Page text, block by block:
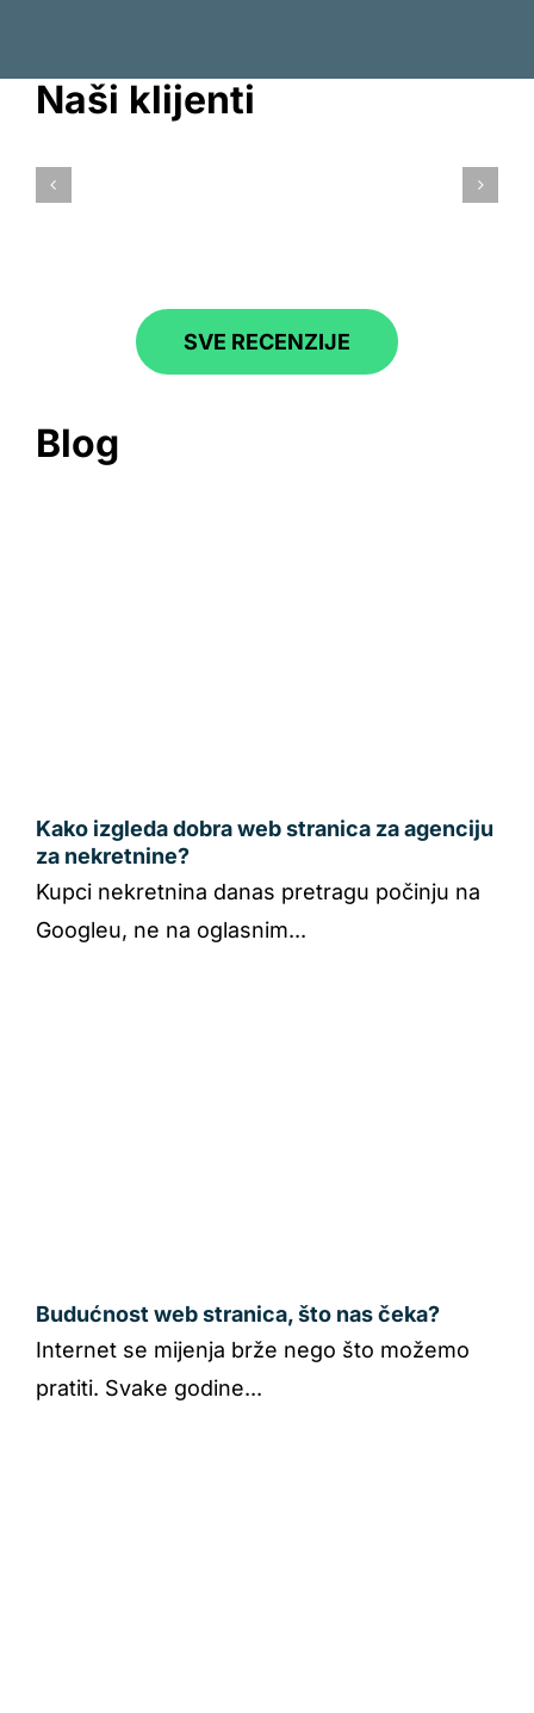
Naši klijenti
SVE RECENZIJE
Blog
Kako izgleda dobra web stranica za agenciju
za nekretnine?
Kupci nekretnina danas pretragu počinju na
Googleu, ne na oglasnim...
Budućnost web stranica, što nas čeka?
Internet se mijenja brže nego što možemo
pratiti. Svake godine...